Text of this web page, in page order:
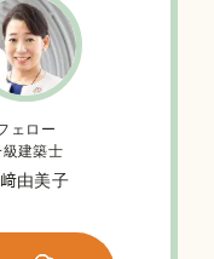
ェロー
級建築士
由美子